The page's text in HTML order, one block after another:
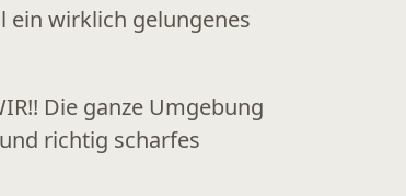
ein wirklich gelungenes
Die ganze Umgebung
richtig scharfes